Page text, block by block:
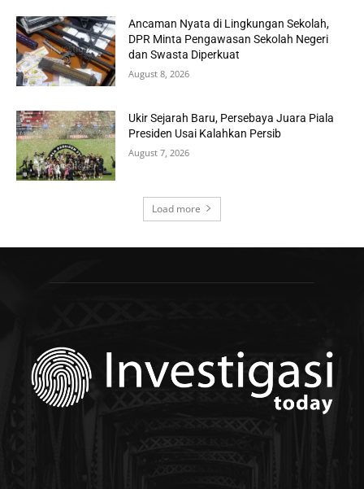
Ancaman Nyata di Lingkungan Sekolah,
DPR Minta Pengawasan Sekolah Negeri
dan Swasta Diperkuat
August 8, 2026
Ukir Sejarah Baru, Persebaya Juara Piala
Presiden Usai Kalahkan Persib
August 7, 2026
Load more